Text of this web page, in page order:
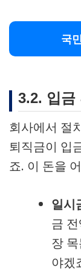
국
3.2. 입금
회사에서 절
퇴직금이 입
죠. 이 돈을
일시
금
장
야겠